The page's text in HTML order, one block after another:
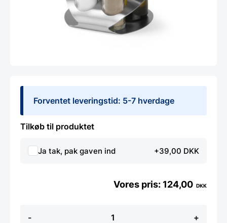
Forventet leveringstid: 5-7 hverdage
Tilkøb til produktet
Ja tak, pak gaven ind +39,00 DKK
- +
124,00 DKK